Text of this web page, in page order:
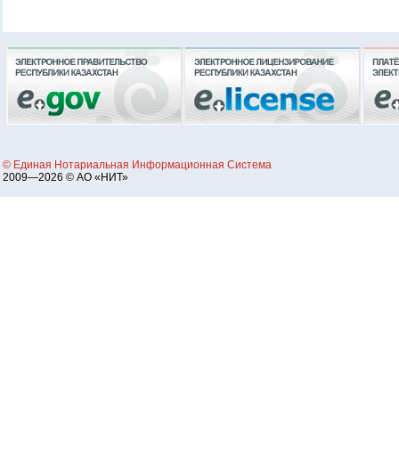
© Единая Нотариальная Информационная Система
2009—2026 © АО «НИТ»